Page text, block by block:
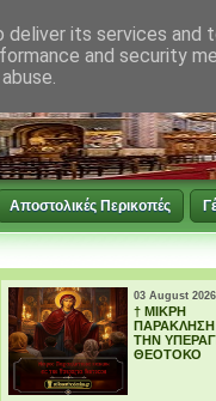
Αποστολικές Περικοπές
03 August 2026
† ΜΙΚΡΗ
ΠΑΡΑΚΛΗΣΗ
ΤΗΝ
ΘΕΟΤΟΚΟ
its services and
and security